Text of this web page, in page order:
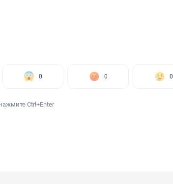
0 0 0
Ctrl+Enter